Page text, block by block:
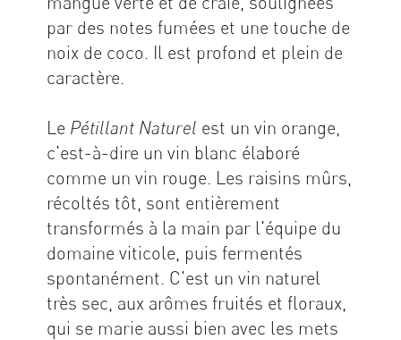
par des notes fumées et une touche de
noix de coco. Il est profond et plein de
caractère.
Le Pétillant Naturel est un vin orange,
c'est-à-dire un vin blanc élaboré
comme un vin rouge. Les raisins mûrs,
récoltés tôt, sont entièrement
transformés à la main par l'équipe du
domaine viticole, puis fermentés
spontanément. C'est un vin naturel
très sec, aux arômes fruités et floraux,
qui se marie aussi bien avec les mets